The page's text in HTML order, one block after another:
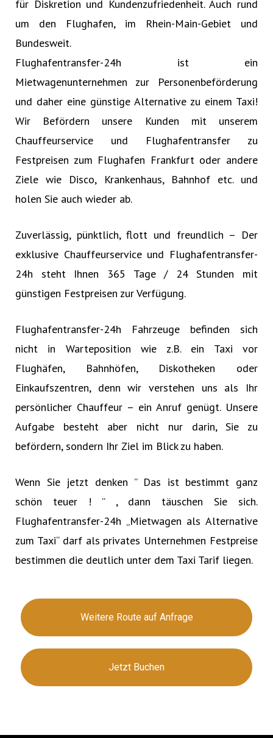
für Diskretion und Kundenzufriedenheit. Auch rund
um den Flughafen, im Rhein-Main-Gebiet und
Bundesweit.
Flughafentransfer-24h ist ein
Mietwagenunternehmen zur Personenbeförderung
und daher eine günstige Alternative zu einem Taxi!
Wir Befördern unsere Kunden mit unserem
Chauffeurservice und Flughafentransfer zu
Festpreisen zum Flughafen Frankfurt oder andere
Ziele wie Disco, Krankenhaus, Bahnhof etc. und
holen Sie auch wieder ab.
Zuverlässig, pünktlich, flott und freundlich – Der
exklusive Chauffeurservice und Flughafentransfer-
24h steht Ihnen 365 Tage / 24 Stunden mit
günstigen Festpreisen zur Verfügung.
Flughafentransfer-24h Fahrzeuge befinden sich
nicht in Warteposition wie z.B. ein Taxi vor
Flughäfen, Bahnhöfen, Diskotheken oder
Einkaufszentren, denn wir verstehen uns als Ihr
persönlicher Chauffeur – ein Anruf genügt. Unsere
Aufgabe besteht aber nicht nur darin, Sie zu
befördern, sondern Ihr Ziel im Blick zu haben.
Wenn Sie jetzt denken ” Das ist bestimmt ganz
schön teuer ! ” , dann täuschen Sie sich.
Flughafentransfer-24h „Mietwagen als Alternative
zum Taxi“ darf als privates Unternehmen Festpreise
bestimmen die deutlich unter dem Taxi Tarif liegen.
Weitere Route auf Anfrage
Jetzt Buchen